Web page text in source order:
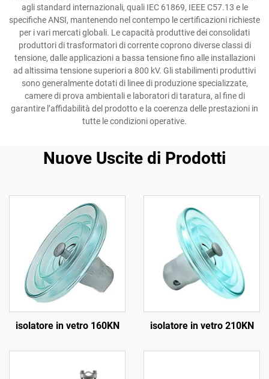
agli standard internazionali, quali IEC 61869, IEEE C57.13 e le
specifiche ANSI, mantenendo nel contempo le certificazioni richieste
per i vari mercati globali. Le capacità produttive dei consolidati
produttori di trasformatori di corrente coprono diverse classi di
tensione, dalle applicazioni a bassa tensione fino alle installazioni
ad altissima tensione superiori a 800 kV. Gli stabilimenti produttivi
sono generalmente dotati di linee di produzione specializzate,
camere di prova ambientali e laboratori di taratura, al fine di
garantire l’affidabilità del prodotto e la coerenza delle prestazioni in
tutte le condizioni operative.
Nuove Uscite di Prodotti
isolatore in vetro 160KN isolatore in vetro 210KN